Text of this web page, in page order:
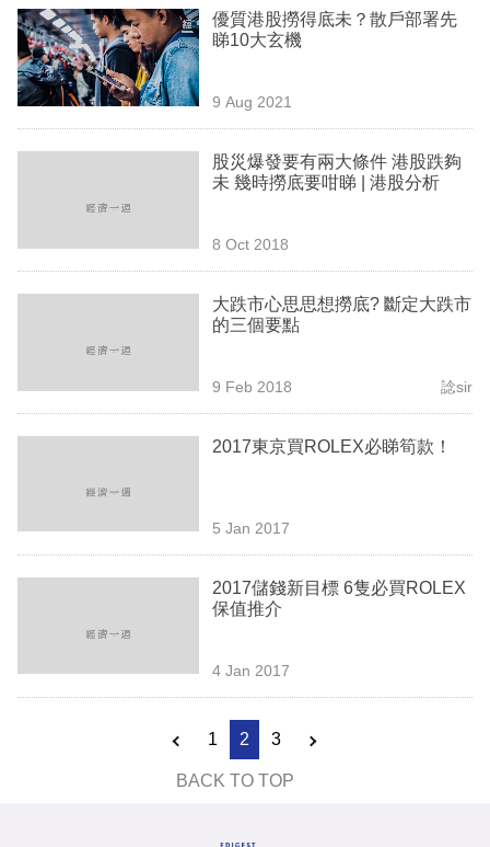
欄
訂
閱
區
優質港股撈得底未？散戶部署先
睇10大玄機
9 Aug 2021
股災爆發要有兩大條件 港股跌夠
未 幾時撈底要咁睇 | 港股分析
8 Oct 2018
大跌市心思思想撈底? 斷定大跌市
的三個要點
9 Feb 2018 諗sir
2017東京買ROLEX必睇筍款！
5 Jan 2017
2017儲錢新目標 6隻必買ROLEX
保值推介
4 Jan 2017
1 2 3
BACK TO TOP